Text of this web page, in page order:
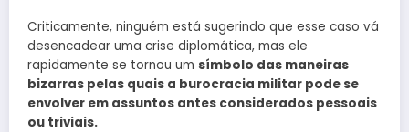
Criticamente, ninguém está sugerindo que esse caso vá
desencadear uma crise diplomática, mas ele
rapidamente se tornou um símbolo das maneiras
bizarras pelas quais a burocracia militar pode se
envolver em assuntos antes considerados pessoais
ou triviais.